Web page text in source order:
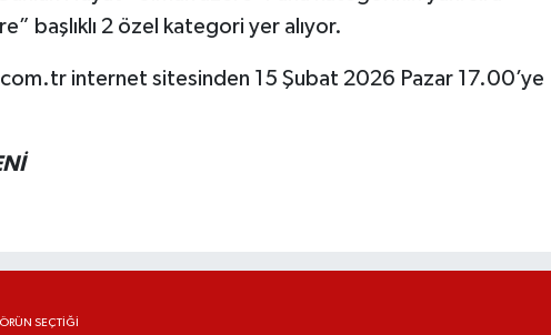
başlıklı 2 özel kategori yer alıyor.
internet sitesinden 15 Şubat 2026 Pazar 17.00’ye
SEÇTIĞI